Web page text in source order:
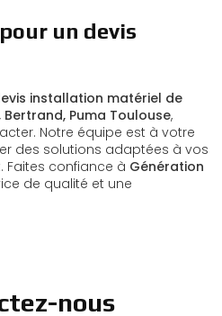
un devis
installation matériel de
Bertrand, Puma Toulouse,
Notre équipe est à votre
des solutions adaptées à vos
Faites confiance à Génération
de qualité et une
nous